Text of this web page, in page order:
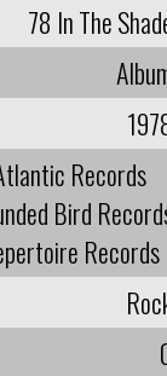
78 In The
Records
Bird
Records